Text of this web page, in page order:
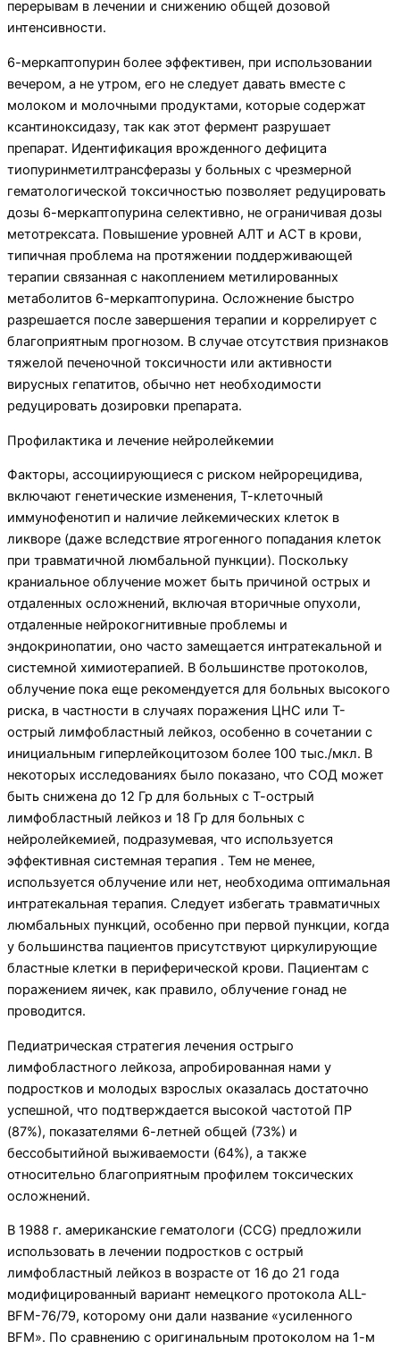
перерывам в лечении и снижению общей дозовой
интенсивности.
6-меркаптопурин более эффективен, при использовании
вечером, а не утром, его не следует давать вместе с
молоком и молочными продуктами, которые содержат
ксантиноксидазу, так как этот фермент разрушает
препарат. Идентификация врожденного дефицита
тиопуринметилтрансферазы у больных с чрезмерной
гематологической токсичностью позволяет редуцировать
дозы 6-меркаптопурина селективно, не ограничивая дозы
метотрексата. Повышение уровней АЛТ и АСТ в крови,
типичная проблема на протяжении поддерживающей
терапии связанная с накоплением метилированных
метаболитов 6-меркаптопурина. Осложнение быстро
разрешается после завершения терапии и коррелирует с
благоприятным прогнозом. В случае отсутствия признаков
тяжелой печеночной токсичности или активности
вирусных гепатитов, обычно нет необходимости
редуцировать дозировки препарата.
Профилактика и лечение нейролейкемии
Факторы, ассоциирующиеся с риском нейрорецидива,
включают генетические изменения, Т-клеточный
иммунофенотип и наличие лейкемических клеток в
ликворе (даже вследствие ятрогенного попадания клеток
при травматичной люмбальной пункции). Поскольку
краниальное облучение может быть причиной острых и
отдаленных осложнений, включая вторичные опухоли,
отдаленные нейрокогнитивные проблемы и
эндокринопатии, оно часто замещается интратекальной и
системной химиотерапией. В большинстве протоколов,
облучение пока еще рекомендуется для больных высокого
риска, в частности в случаях поражения ЦНС или Т-
острый лимфобластный лейкоз, особенно в сочетании с
инициальным гиперлейкоцитозом более 100 тыс./мкл. В
некоторых исследованиях было показано, что СОД может
быть снижена до 12 Гр для больных с Т-острый
лимфобластный лейкоз и 18 Гр для больных с
нейролейкемией, подразумевая, что используется
эффективная системная терапия . Тем не менее,
используется облучение или нет, необходима оптимальная
интратекальная терапия. Следует избегать травматичных
люмбальных пункций, особенно при первой пункции, когда
у большинства пациентов присутствуют циркулирующие
бластные клетки в периферической крови. Пациентам с
поражением яичек, как правило, облучение гонад не
проводится.
Педиатрическая стратегия лечения острыго
лимфобластного лейкоза, апробированная нами у
подростков и молодых взрослых оказалась достаточно
успешной, что подтверждается высокой частотой ПР
(87%), показателями 6-летней общей (73%) и
бессобытийной выживаемости (64%), а также
относительно благоприятным профилем токсических
осложнений.
В 1988 г. американские гематологи (CCG) предложили
использовать в лечении подростков с острый
лимфобластный лейкоз в возрасте от 16 до 21 года
модифицированный вариант немецкого протокола ALL-
BFM-76/79, которому они дали название «усиленного
BFM». По сравнению с оригинальным протоколом на 1-м